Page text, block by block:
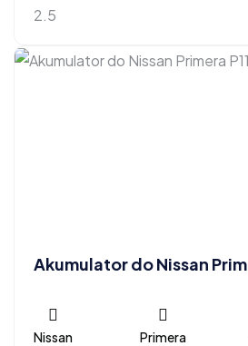
2.5
Akumulator do Nissan
Nissan Primera